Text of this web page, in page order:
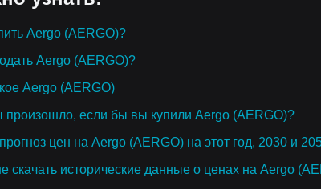
Aergo (AERGO)?
Aergo (AERGO)?
Aergo (AERGO)
произошло, если бы вы купили Aergo (AERGO)?
цен на Aergo (AERGO) на этот год, 2030 и
скачать исторические данные о ценах на Aergo